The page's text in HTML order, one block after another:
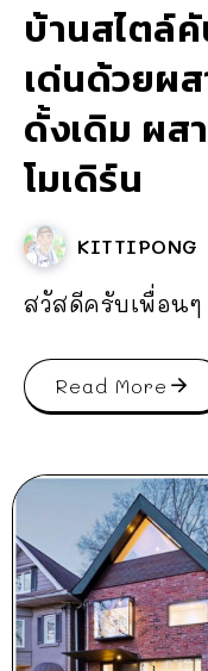
บ้านสไตล์
เด่นด้วยผ
ดั้งเดิม ผส
โมเดิร์น
KITTIPONG
สวัสดีครับเพื่อน
Read More